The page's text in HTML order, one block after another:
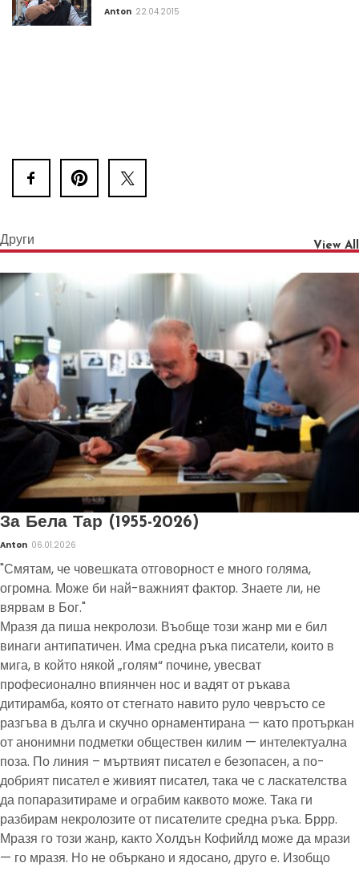
Anton 22.04.2015
Други View All
За Бела Тар (1955-2026)
Anton 06.01.2026
"Смятам, че човешката отговорност е много голяма,
огромна. Може би най-важният фактор. Знаете ли, не
вярвам в Бог."
Мразя да пиша некролози. Въобще този жанр ми е бил
винаги антипатичен. Има средна ръка писатели, които в
мига, в който някой „голям“ почине, увесват
професионално впиянчен нос и вадят от ръкава
дитирамба, която от стегнато навито руло чевръсто се
разгъва в дълга и скучно орнаментирана — като протъркан
от анонимни подметки обществен килим — интелектуална
поза. По линия – мъртвият писател е безопасен, а по-
добрият писател е живият писател, така че с ласкателства
да попаразитираме и ограбим каквото може. Така ги
разбирам некролозите от писателите средна ръка. Бррр.
Мразя го този жанр, както Холдън Кофийлд може да мрази
— го мразя. Но не объркано и ядосано, друго е. Изобщо